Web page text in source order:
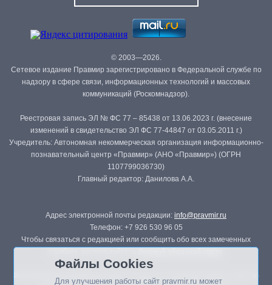
© 2003—2026.
Сетевое издание Правмир зарегистрировано в Федеральной службе по
надзору в сфере связи, информационных технологий и массовых
коммуникаций (Роскомнадзор).
Реестровая запись ЭЛ № ФС 77 – 85438 от 13.06.2023 г. (внесение
изменений в свидетельство ЭЛ ФС 77-44847 от 03.05.2011 г.)
Учредитель: Автономная некоммерческая организация информационно-
познавательный центр «Правмир» (АНО «Правмир») (ОГРН
1107799036730)
Главный редактор: Данилова А.А.
Адрес электронной почты редакции: info@pravmir.ru
Телефон: +7 926 530 96 05
Чтобы связаться с редакцией или сообщить обо всех замеченных
Републикация материалов сайта в печатных изданиях (книгах, прессе)
Файлы Cookies
Для улучшения работы сайт pravmir.ru может